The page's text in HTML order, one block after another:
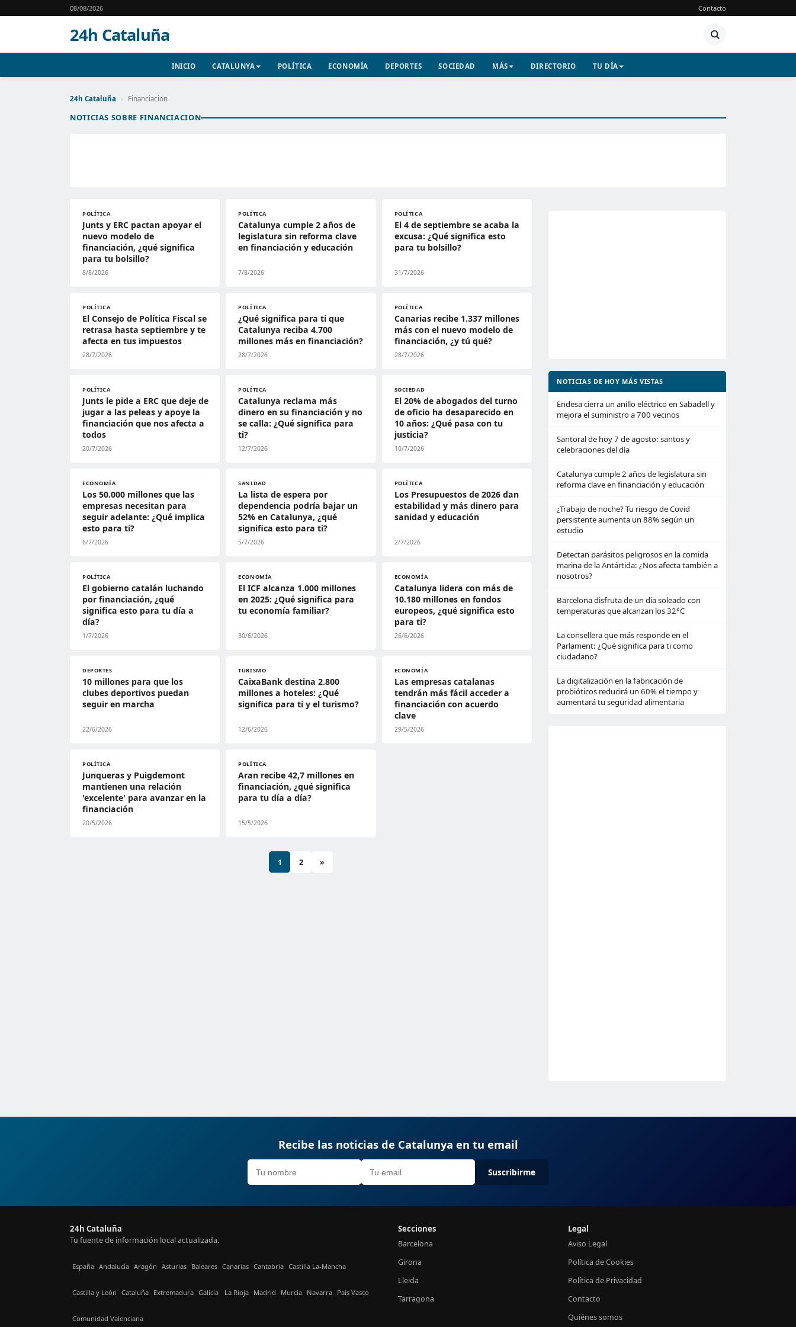
08/08/2026 Contacto
24h Cataluña
INICIO CATALUNYA POLÍTICA ECONOMÍA DEPORTES SOCIEDAD MÁS DIRECTORIO TU DÍA
24h Cataluña › Financiacion
NOTICIAS SOBRE FINANCIACION
POLÍTICA
Junts y ERC pactan apoyar el
nuevo modelo de
financiación, ¿qué significa
para tu bolsillo?
8/8/2026
POLÍTICA
Catalunya cumple 2 años de
legislatura sin reforma clave
en financiación y educación
7/8/2026
POLÍTICA
El 4 de septiembre se acaba la
excusa: ¿Qué significa esto
para tu bolsillo?
31/7/2026
POLÍTICA
El Consejo de Política Fiscal se
retrasa hasta septiembre y te
afecta en tus impuestos
28/7/2026
POLÍTICA
¿Qué significa para ti que
Catalunya reciba 4.700
millones más en financiación?
28/7/2026
POLÍTICA
Canarias recibe 1.337 millones
más con el nuevo modelo de
financiación, ¿y tú qué?
28/7/2026
POLÍTICA
Junts le pide a ERC que deje de
jugar a las peleas y apoye la
financiación que nos afecta a
todos
20/7/2026
POLÍTICA
Catalunya reclama más
dinero en su financiación y no
se calla: ¿Qué significa para
ti?
12/7/2026
SOCIEDAD
El 20% de abogados del turno
de oficio ha desaparecido en
10 años: ¿Qué pasa con tu
justicia?
10/7/2026
ECONOMÍA
Los 50.000 millones que las
empresas necesitan para
seguir adelante: ¿Qué implica
esto para ti?
6/7/2026
SANIDAD
La lista de espera por
dependencia podría bajar un
52% en Catalunya, ¿qué
significa esto para ti?
5/7/2026
POLÍTICA
Los Presupuestos de 2026 dan
estabilidad y más dinero para
sanidad y educación
2/7/2026
POLÍTICA
El gobierno catalán luchando
por financiación, ¿qué
significa esto para tu día a
día?
1/7/2026
ECONOMÍA
El ICF alcanza 1.000 millones
en 2025: ¿Qué significa para
tu economía familiar?
30/6/2026
ECONOMÍA
Catalunya lidera con más de
10.180 millones en fondos
europeos, ¿qué significa esto
para ti?
26/6/2026
DEPORTES
10 millones para que los
clubes deportivos puedan
seguir en marcha
22/6/2026
TURISMO
CaixaBank destina 2.800
millones a hoteles: ¿Qué
significa para ti y el turismo?
12/6/2026
ECONOMÍA
Las empresas catalanas
tendrán más fácil acceder a
financiación con acuerdo
clave
29/5/2026
POLÍTICA
Junqueras y Puigdemont
mantienen una relación
'excelente' para avanzar en la
financiación
20/5/2026
POLÍTICA
Aran recibe 42,7 millones en
financiación, ¿qué significa
para tu día a día?
15/5/2026
1 2 »
NOTICIAS DE HOY MÁS VISTAS
Endesa cierra un anillo eléctrico en Sabadell y
mejora el suministro a 700 vecinos
Santoral de hoy 7 de agosto: santos y
celebraciones del día
Catalunya cumple 2 años de legislatura sin
reforma clave en financiación y educación
¿Trabajo de noche? Tu riesgo de Covid
persistente aumenta un 88% según un
estudio
Detectan parásitos peligrosos en la comida
marina de la Antártida: ¿Nos afecta también a
nosotros?
Barcelona disfruta de un día soleado con
temperaturas que alcanzan los 32°C
La consellera que más responde en el
Parlament: ¿Qué significa para ti como
ciudadano?
La digitalización en la fabricación de
probióticos reducirá un 60% el tiempo y
aumentará tu seguridad alimentaria
Recibe las noticias de Catalunya en tu email
Suscribirme
24h Cataluña
Tu fuente de información local actualizada.
España Andalucía Aragón Asturias Baleares Canarias Cantabria Castilla La-Mancha
Castilla y León Cataluña Extremadura Galicia La Rioja Madrid Murcia Navarra País Vasco
Comunidad Valenciana
Secciones
Barcelona
Girona
Lleida
Tarragona
Legal
Aviso Legal
Política de Cookies
Política de Privacidad
Contacto
Quiénes somos